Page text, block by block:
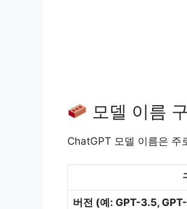
모델 이름
ChatGPT 모델 이름은 주
버전 (예: GPT-3.5,